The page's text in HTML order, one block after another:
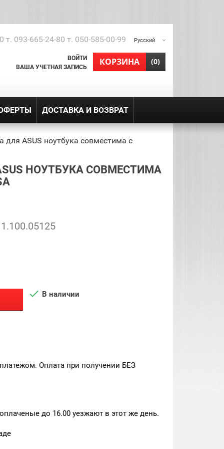
Русский
т. 093-665-24-80 т. 050-585-00-99
КОРЗИНА
shopping_cart (0)
ВОЙТИ
ВАША УЧЕТНАЯ ЗАПИСЬ
ДОСТАВКА И ВОЗВРАТ
для ASUS ноутбука совместима с
НОУТБУКА СОВМЕСТИМА
1.100.05125
 В наличии
Оплата при получении БЕЗ
до 16.00 уезжают в этот же день.